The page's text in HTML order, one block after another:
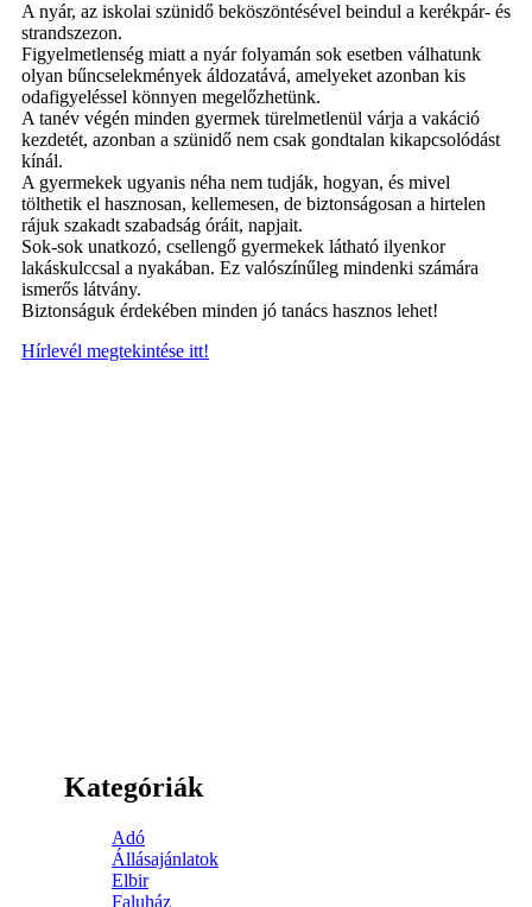
A nyár, az iskolai szünidő beköszöntésével beindul a kerékpár- és
strandszezon.
Figyelmetlenség miatt a nyár folyamán sok esetben válhatunk
olyan bűncselekmények áldozatává, amelyeket azonban kis
odafigyeléssel könnyen megelőzhetünk.
A tanév végén minden gyermek türelmetlenül várja a vakáció
kezdetét, azonban a szünidő nem csak gondtalan kikapcsolódást
kínál.
A gyermekek ugyanis néha nem tudják, hogyan, és mivel
tölthetik el hasznosan, kellemesen, de biztonságosan a hirtelen
rájuk szakadt szabadság óráit, napjait.
Sok-sok unatkozó, csellengő gyermekek látható ilyenkor
lakáskulccsal a nyakában. Ez valószínűleg mindenki számára
ismerős látvány.
Biztonságuk érdekében minden jó tanács hasznos lehet!
Hírlevél megtekintése itt!
Kategóriák
Adó
Állásajánlatok
Elbir
Faluház